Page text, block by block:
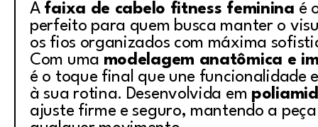
A faixa de cabelo fitness feminina é
perfeito para quem busca manter o
os fios organizados com máxima
Com uma modelagem anatômica e
é o toque final que une funcionalidade
à sua rotina. Desenvolvida em
ajuste firme e seguro, mantendo a